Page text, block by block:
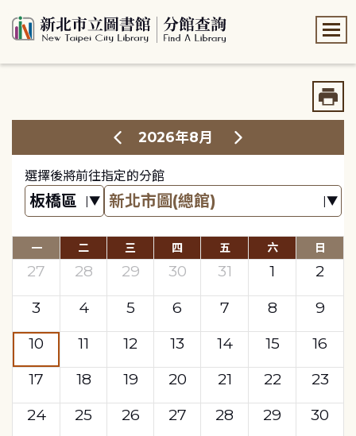
2026年8月
選擇後將前往指定的分館
一 二 三 四 五 六 日
27 28 29 30 31 1
2
3
4 5 6 7 8
9
10
11 12 13 14 15
16
17
18 19 20 21 22
23
24
25 26 27 28 29
30